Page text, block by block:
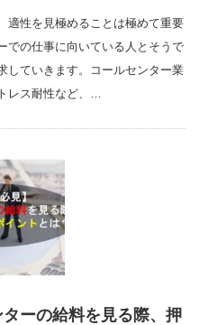
適性を見極めることは極めて重要
での仕事に向いている人とそうで
していきます。コールセンター業
レス耐性など、…
ターの給料を見る際、押